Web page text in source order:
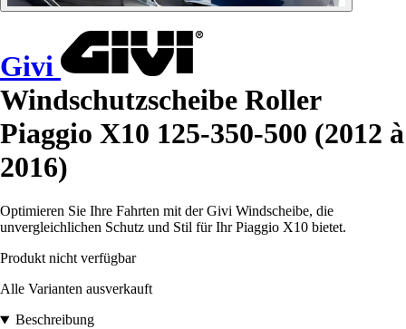
Givi
Windschutzscheibe Roller
Piaggio X10 125-350-500 (2012 à
2016)
Optimieren Sie Ihre Fahrten mit der Givi Windscheibe, die
unvergleichlichen Schutz und Stil für Ihr Piaggio X10 bietet.
Produkt nicht verfügbar
Alle Varianten ausverkauft
Beschreibung